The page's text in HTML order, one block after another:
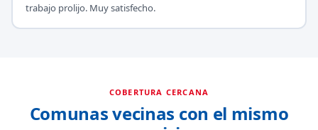
trabajo prolijo. Muy satisfecho.
COBERTURA CERCANA
Comunas vecinas con el mismo